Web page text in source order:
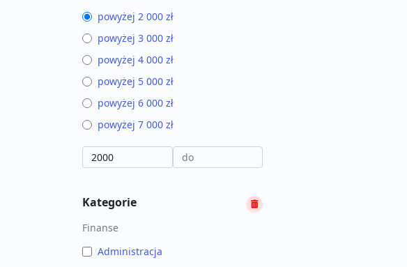
powyżej 2 000 zł
powyżej 3 000 zł
powyżej 4 000 zł
powyżej 5 000 zł
powyżej 6 000 zł
powyżej 7 000 zł
Kategorie
Finanse
Administracja